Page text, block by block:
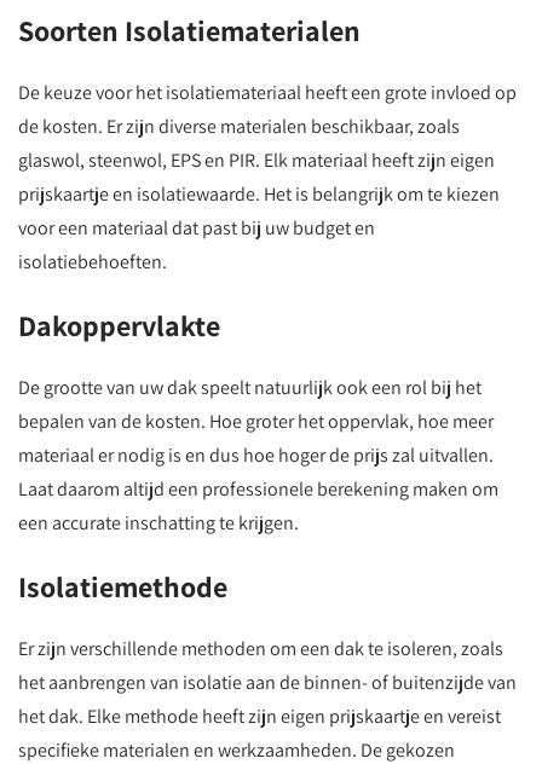
Soorten Isolatiematerialen
De keuze voor het isolatiemateriaal heeft een grote invloed op
de kosten. Er zijn diverse materialen beschikbaar, zoals
glaswol, steenwol, EPS en PIR. Elk materiaal heeft zijn eigen
prijskaartje en isolatiewaarde. Het is belangrijk om te kiezen
voor een materiaal dat past bij uw budget en
isolatiebehoeften.
Dakoppervlakte
De grootte van uw dak speelt natuurlijk ook een rol bij het
bepalen van de kosten. Hoe groter het oppervlak, hoe meer
materiaal er nodig is en dus hoe hoger de prijs zal uitvallen.
Laat daarom altijd een professionele berekening maken om
een accurate inschatting te krijgen.
Isolatiemethode
Er zijn verschillende methoden om een dak te isoleren, zoals
het aanbrengen van isolatie aan de binnen- of buitenzijde van
het dak. Elke methode heeft zijn eigen prijskaartje en vereist
specifieke materialen en werkzaamheden. De gekozen